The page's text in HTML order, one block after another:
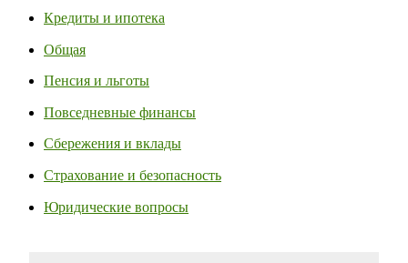
Кредиты и ипотека
Общая
Пенсия и льготы
Повседневные финансы
Сбережения и вклады
Страхование и безопасность
Юридические вопросы